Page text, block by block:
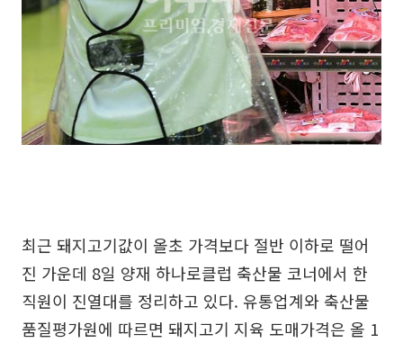
최근 돼지고기값이 올초 가격보다 절반 이하로 떨어
진 가운데 8일 양재 하나로클럽 축산물 코너에서 한
직원이 진열대를 정리하고 있다. 유통업계와 축산물
품질평가원에 따르면 돼지고기 지육 도매가격은 올 1